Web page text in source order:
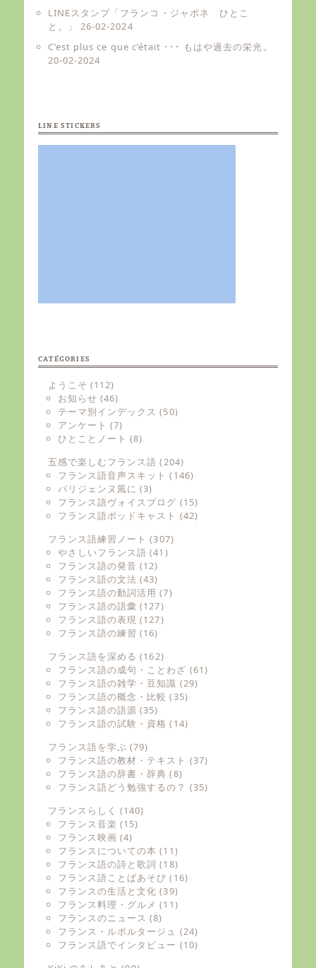
LINEスタンプ「フランコ・ジャポネ ひとこ
と。」
26-02-2024
C’est plus ce que c’était ･･･ もはや過去の栄光。
20-02-2024
LINE STICKERS
CATÉGORIES
ようこそ (112)
お知らせ (46)
テーマ別インデックス (50)
アンケート (7)
ひとことノート (8)
五感で楽しむフランス語 (204)
フランス語音声スキット (146)
パリジェンヌ風に (3)
フランス語ヴォイスブログ (15)
フランス語ポッドキャスト (42)
フランス語練習ノート (307)
やさしいフランス語 (41)
フランス語の発音 (12)
フランス語の文法 (43)
フランス語の動詞活用 (7)
フランス語の語彙 (127)
フランス語の表現 (127)
フランス語の練習 (16)
フランス語を深める (162)
フランス語の成句・ことわざ (61)
フランス語の雑学・豆知識 (29)
フランス語の概念・比較 (35)
フランス語の語源 (35)
フランス語の試験・資格 (14)
フランス語を学ぶ (79)
フランス語の教材・テキスト (37)
フランス語の辞書・辞典 (8)
フランス語どう勉強するの？ (35)
フランスらしく (140)
フランス音楽 (15)
フランス映画 (4)
フランスについての本 (11)
フランス語の詩と歌詞 (18)
フランス語ことばあそび (16)
フランスの生活と文化 (39)
フランス料理・グルメ (11)
フランスのニュース (8)
フランス・ルポルタージュ (24)
フランス語でインタビュー (10)